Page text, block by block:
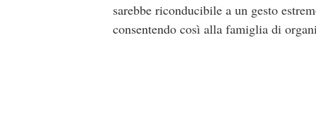
sarebbe riconducibile a un gesto
consentendo così alla famiglia di